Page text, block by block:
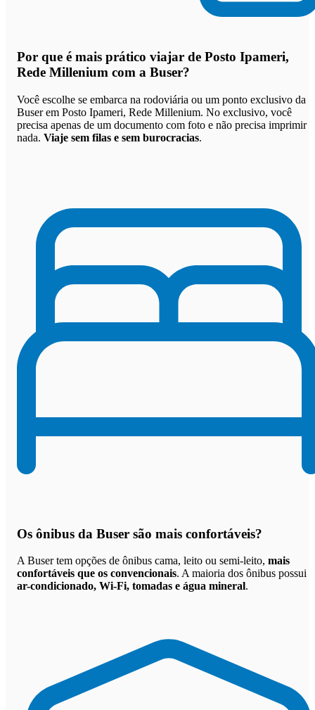
Por que é mais prático viajar de Posto Ipameri,
Rede Millenium com a Buser?
Você escolhe se embarca na rodoviária ou um ponto exclusivo da
Buser em Posto Ipameri, Rede Millenium. No exclusivo, você
precisa apenas de um documento com foto e não precisa imprimir
nada. Viaje sem filas e sem burocracias.
Os ônibus da Buser são mais confortáveis?
A Buser tem opções de ônibus cama, leito ou semi-leito, mais
confortáveis que os convencionais. A maioria dos ônibus possui
ar-condicionado, Wi-Fi, tomadas e água mineral.